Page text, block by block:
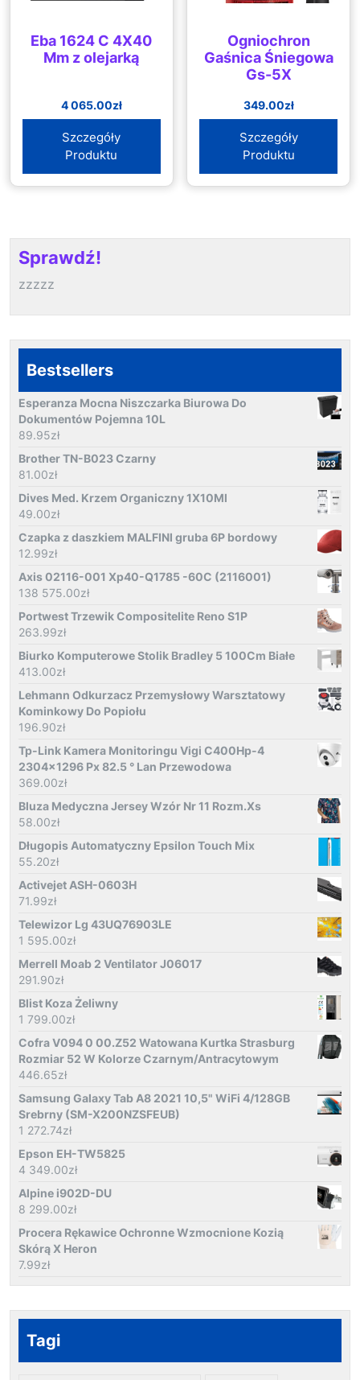
Eba 1624 C 4X40
Mm z olejarką
4 065.00zł
Szczegóły
Produktu
Ogniochron
Gaśnica Śniegowa
Gs-5X
349.00zł
Szczegóły
Produktu
Sprawdź!
zzzzz
Bestsellers
Esperanza Mocna Niszczarka Biurowa Do
Dokumentów Pojemna 10L
89.95zł
Brother TN-B023 Czarny
81.00zł
Dives Med. Krzem Organiczny 1X10Ml
49.00zł
Czapka z daszkiem MALFINI gruba 6P bordowy
12.99zł
Axis 02116-001 Xp40-Q1785 -60C (2116001)
138 575.00zł
Portwest Trzewik Compositelite Reno S1P
263.99zł
Biurko Komputerowe Stolik Bradley 5 100Cm Białe
413.00zł
Lehmann Odkurzacz Przemysłowy Warsztatowy
Kominkowy Do Popiołu
196.90zł
Tp-Link Kamera Monitoringu Vigi C400Hp-4
2304x1296 Px 82.5 ° Lan Przewodowa
369.00zł
Bluza Medyczna Jersey Wzór Nr 11 Rozm.Xs
58.00zł
Długopis Automatyczny Epsilon Touch Mix
55.20zł
Activejet ASH-0603H
71.99zł
Telewizor Lg 43UQ76903LE
1 595.00zł
Merrell Moab 2 Ventilator J06017
291.90zł
Blist Koza Żeliwny
1 799.00zł
Cofra V094 0 00.Z52 Watowana Kurtka Strasburg
Rozmiar 52 W Kolorze Czarnym/Antracytowym
446.65zł
Samsung Galaxy Tab A8 2021 10,5" WiFi 4/128GB
Srebrny (SM-X200NZSFEUB)
1 272.74zł
Epson EH-TW5825
4 349.00zł
Alpine i902D-DU
8 299.00zł
Procera Rękawice Ochronne Wzmocnione Kozią
Skórą X Heron
7.99zł
Tagi